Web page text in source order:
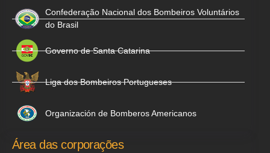
Confederação Nacional dos Bombeiros Voluntários
do Brasil
Governo de Santa Catarina
Liga dos Bombeiros Portugueses
Organización de Bomberos Americanos
Área das corporações